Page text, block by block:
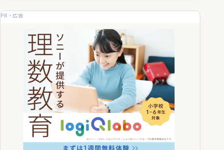
PR・広告